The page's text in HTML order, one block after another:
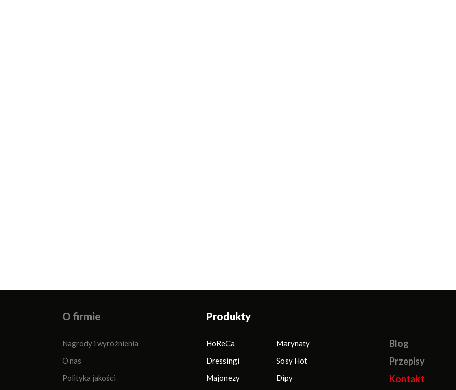
O firmie
Nagrody i wyróżnienia
O nas
Polityka jakości
Produkty
HoReCa
Dressingi
Majonezy
Marynaty
Sosy Hot
Dipy
Blog
Przepisy
Kontakt